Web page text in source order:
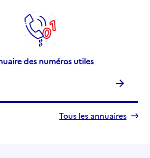
des numéros utiles
Tous les annuaires